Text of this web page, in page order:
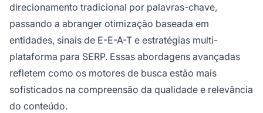
direcionamento tradicional por palavras-chave,
passando a abranger otimização baseada em
entidades, sinais de E-E-A-T e estratégias multi-
plataforma para SERP. Essas abordagens avançadas
refletem como os motores de busca estão mais
sofisticados na compreensão da qualidade e relevância
do conteúdo.